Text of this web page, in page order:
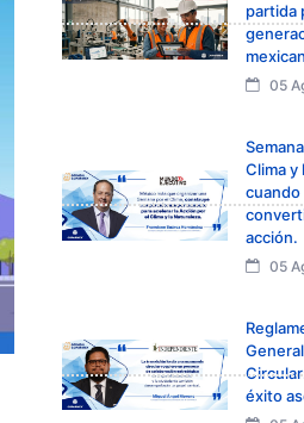
partida
05
Clima y
cuando
acción.
05
éxito